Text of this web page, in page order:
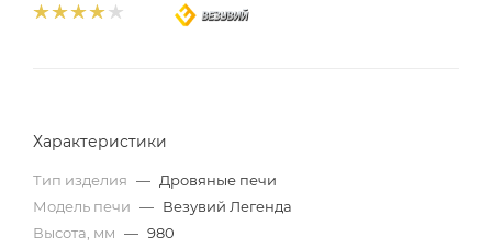
Характеристики
Тип изделия — Дровяные печи
Модель печи — Везувий Легенда
Высота, мм — 980